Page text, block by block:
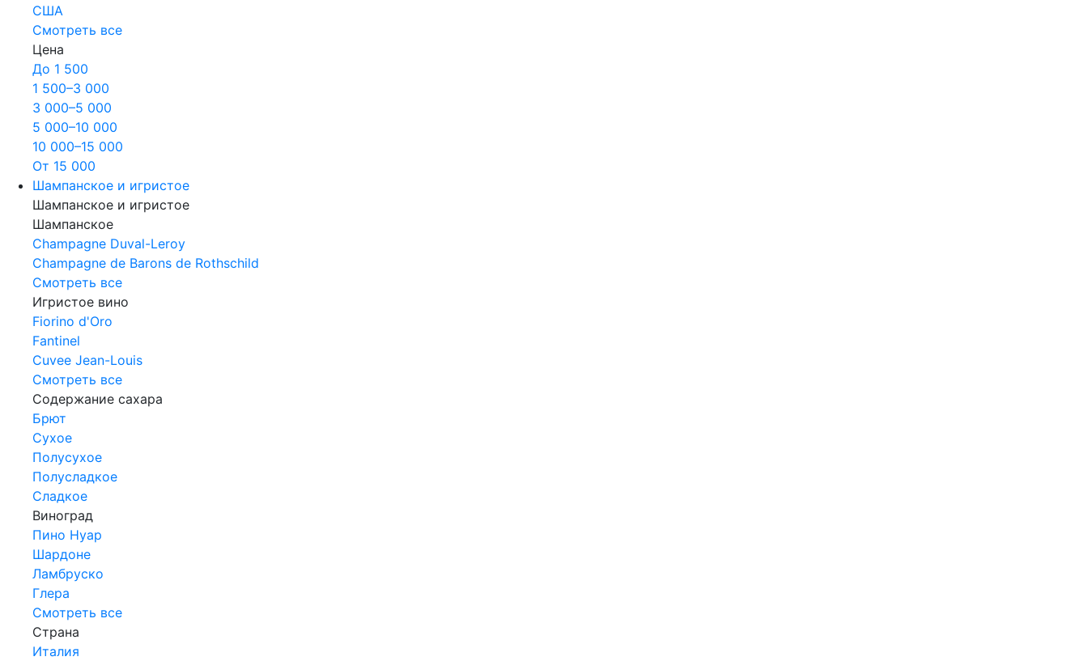
США
Смотреть все
Цена
До 1 500
1 500–3 000
3 000–5 000
5 000–10 000
10 000–15 000
От 15 000
Шампанское и игристое
Шампанское и игристое
Шампанское
Champagne Duval-Leroy
Champagne de Barons de Rothschild
Смотреть все
Игристое вино
Fiorino d'Oro
Fantinel
Cuvee Jean-Louis
Смотреть все
Содержание сахара
Брют
Сухое
Полусухое
Полусладкое
Сладкое
Виноград
Пино Нуар
Шардоне
Ламбруско
Глера
Смотреть все
Страна
Италия